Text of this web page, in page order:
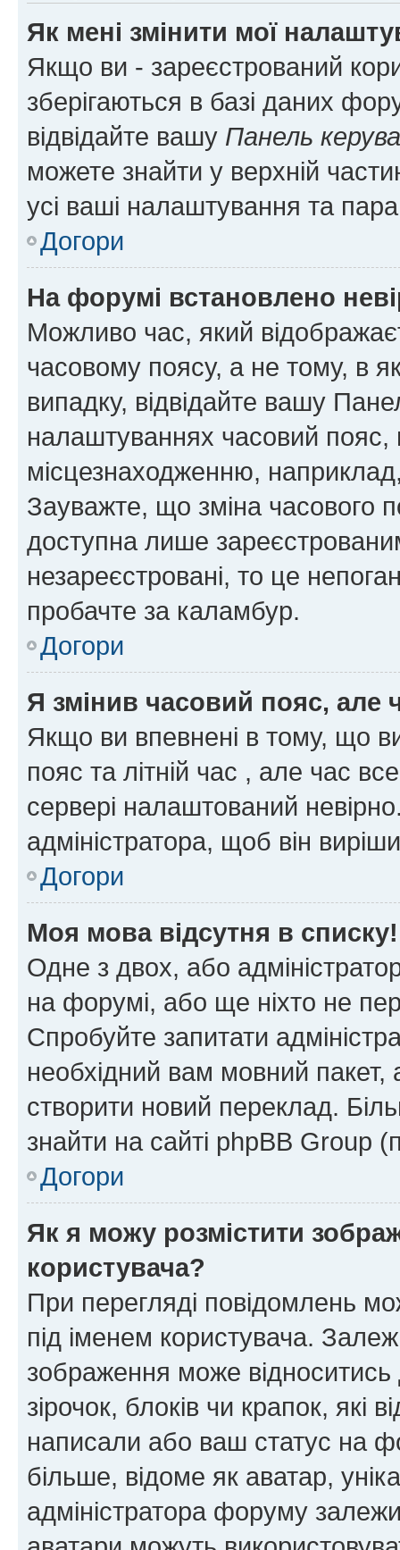
Як мені змінити мої
Якщо ви - зареєстрований
зберігаються в базі даних
відвідайте вашу Панель
можете знайти у верхній
усі ваші налаштування та
Догори
На форумі встановлено
Можливо час, який
часовому поясу, а не тому, в
випадку, відвідайте вашу
налаштуваннях часовий пояс,
місцезнаходженню,
Зауважте, що зміна часового
доступна лише
незареєстровані, то це
пробачте за каламбур.
Догори
Я змінив часовий пояс, але
Якщо ви впевнені в тому, що
пояс та літній час , але час
сервері налаштований
адміністратора, щоб він
Догори
Моя мова відсутня в списку!
Одне з двох, або
на форумі, або ще ніхто не
Спробуйте запитати
необхідний вам мовний
створити новий переклад.
знайти на сайті phpBB Group
Догори
Як я можу розмістити
користувача?
При перегляді повідомлень
під іменем користувача.
зображення може відноситись
зірочок, блоків чи крапок, які
написали або ваш статус на
більше, відоме як аватар,
адміністратора форуму